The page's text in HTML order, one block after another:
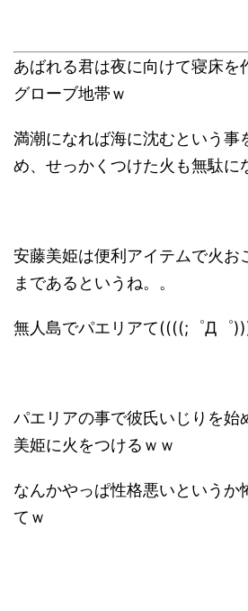
あばれる君は夜に向けて寝床を
グローブ地帯ｗ
満潮になれば海に沈むという事
め、せっかくつけた火も無駄に
安藤美姫は便利アイテムで火お
まであるというね。。
無人島でパエリアて((((;゜Д゜
パエリアの事で彼氏いじりを始
美姫に火をつけるｗｗ
なんかやっぱ性格悪いというか
てｗ